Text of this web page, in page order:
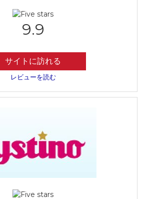
9.9
サイトに訪れる
レビューを読む